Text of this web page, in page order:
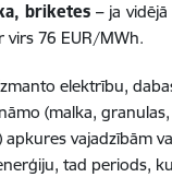
briketes – ja
virs 76 EUR/MWh.
elektrību,
(malka,
apkures vajadzībām
tad periods,